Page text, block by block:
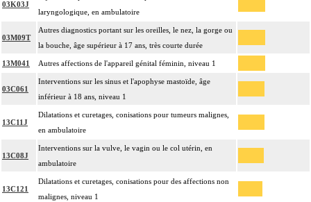
03K03J
laryngologique, en ambulatoire
03M09T
Autres diagnostics portant sur les oreilles, le nez, la gorge ou
la bouche, âge supérieur à 17 ans, très courte durée
13M041 Autres affections de l'appareil génital féminin, niveau 1
03C061
Interventions sur les sinus et l'apophyse mastoïde, âge
inférieur à 18 ans, niveau 1
13C11J
Dilatations et curetages, conisations pour tumeurs malignes,
en ambulatoire
13C08J
Interventions sur la vulve, le vagin ou le col utérin, en
ambulatoire
13C121
Dilatations et curetages, conisations pour des affections non
malignes, niveau 1